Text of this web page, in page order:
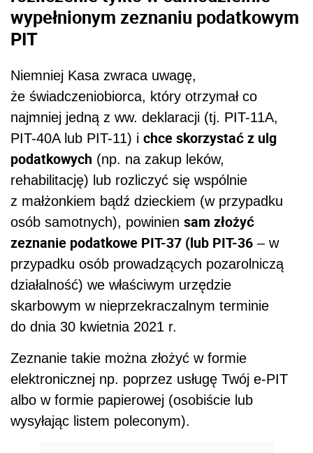
wypełnionym zeznaniu podatkowym
PIT
Niemniej Kasa zwraca uwagę,
że świadczeniobiorca, który otrzymał co
najmniej jedną z ww. deklaracji (tj. PIT-11A,
PIT-40A lub PIT-11) i chce skorzystać z ulg
podatkowych (np. na zakup leków,
rehabilitację) lub rozliczyć się wspólnie
z małżonkiem bądź dzieckiem (w przypadku
osób samotnych), powinien sam złożyć
zeznanie podatkowe PIT-37 (lub PIT-36 – w
przypadku osób prowadzących pozarolniczą
działalność) we właściwym urzędzie
skarbowym w nieprzekraczalnym terminie
do dnia 30 kwietnia 2021 r.
Zeznanie takie można złożyć w formie
elektronicznej np. poprzez usługę Twój e-PIT
albo w formie papierowej (osobiście lub
wysyłając listem poleconym).